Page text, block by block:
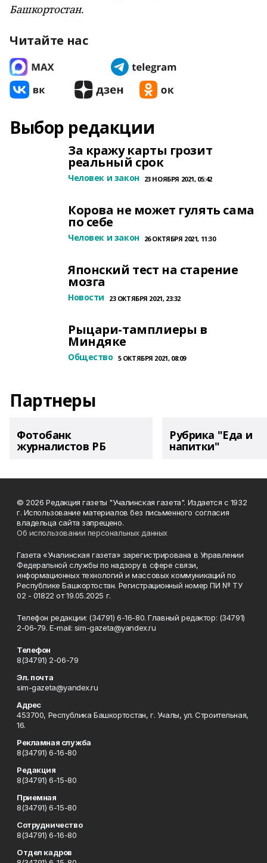
Башкортостан.
Читайте нас
Выбор редакции
За кражу карты грозит
реальный срок
Человек и закон 23 НОЯБРЯ 2021, 05:42
Корова не может гулять сама
по себе
Человек и закон 26 ОКТЯБРЯ 2021, 11:30
Японский тест на старение
мозга
Новости 23 ОКТЯБРЯ 2021, 23:32
Рыцари-тамплиеры в
Миндяке
Общество 5 ОКТЯБРЯ 2021, 08:09
Партнеры
Фотобанк
журналистов РБ
Рубрика "Еда и
напитки"
© 2026 Редакция газеты "Учалинская газета". Издается с 1932
г. Использование материалов без письменного согласия
владельца сайта запрещено.
Об использовании персональных данных
Газета «Учалинская газета» зарегистрирована в Управлении
Федеральной службы по надзору в сфере связи,
информационных технологий и массовых коммуникаций по
Республике Башкортостан. Регистрационный номер ПИ № ТУ
02 - 01822 от 19.05.2025 г.
Телефон редакции: (34791) 6-16-80. Главный редактор: (34791)
2-06-79. Е-mаil: sim-gazeta@yandex.ru
Телефон
8(34791) 2-06-79
Эл. почта
sim-gazeta@yandex.ru
Адрес
453700, Республика Башкортостан, г. Учалы, ул. Строительная,
16.
Рекламная служба
8(34791) 6-16-80
Редакция
8(34791) 6-15-80
Приемная
8(34791) 6-15-80
Сотрудничество
8(34791) 6-16-80
Отдел кадров